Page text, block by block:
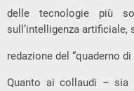
delle tecnologie più
sull’intelligenza artificiale,
redazione del “quaderno
Quanto ai collaudi –